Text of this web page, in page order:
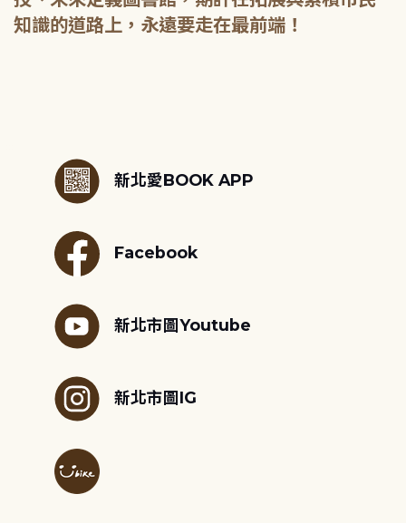
知識的道路上，永遠要走在最前端！
新北愛BOOK APP
Facebook
新北市圖Youtube
新北市圖IG